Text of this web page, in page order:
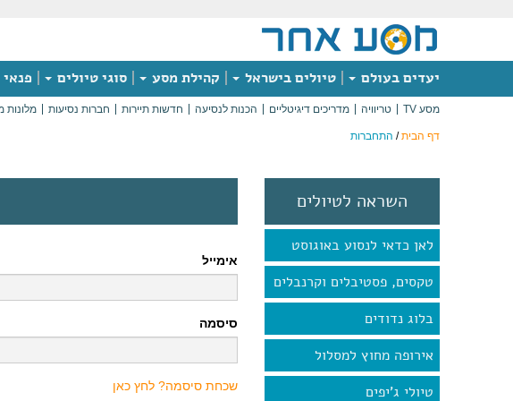
יעדים בעולם טיולים בישראל קהילת מסע סוגי טיולים פנאי
מסע TV טריוויה מדריכים דיגיטליים הכנות לנסיעה חדשות תיירות חברות נסיעות מלונות
דף הבית/ התחברות
השראה לטיולים
לאן כדאי לנסוע באוגוסט
טקסים, פסטיבלים וקרנבלים
בלוג נדודים
אירופה מחוץ למסלול
טיולי ג'יפים
אימייל
סיסמה
שכחת סיסמה? לחץ כאן